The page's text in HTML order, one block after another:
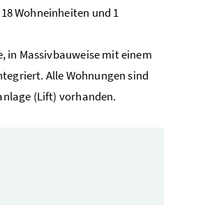
Wohneinheiten und 1
in Massivbauweise mit einem
Alle Wohnungen sind
(Lift) vorhanden.